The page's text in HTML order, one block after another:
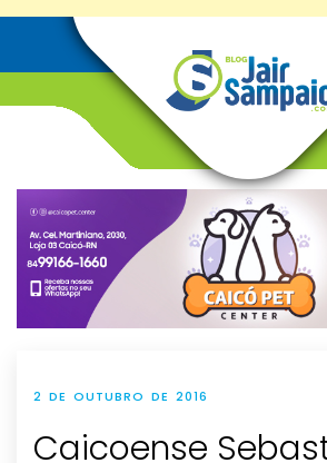
2 DE OUTUBRO DE 2016
Caicoense